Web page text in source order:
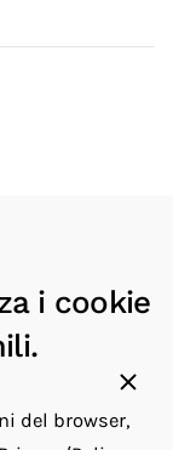
i cookie
del browser,